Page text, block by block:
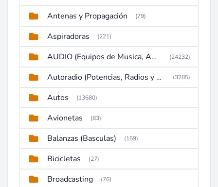
Antenas y Propagación (79)
Aspiradoras (221)
AUDIO (Equipos de Musica, Amplificadores, Reproductores, Etc) (24232)
Autoradio (Potencias, Radios y DVD) (3285)
Autos (13680)
Avionetas (83)
Balanzas (Basculas) (159)
Bicicletas (27)
Broadcasting (76)